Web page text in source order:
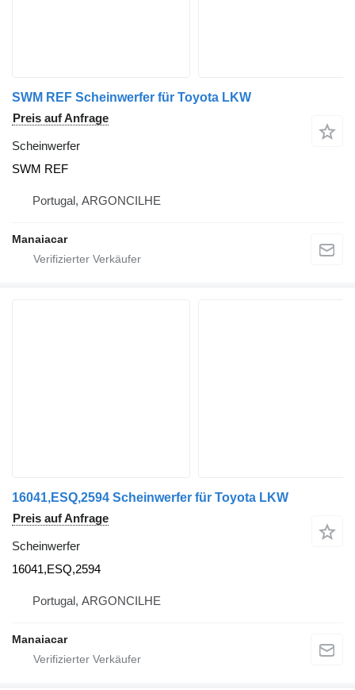
SWM REF Scheinwerfer für Toyota LKW
Preis auf Anfrage
Scheinwerfer
SWM REF
Portugal, ARGONCILHE
Manaiacar
16041,ESQ,2594 Scheinwerfer für Toyota LKW
Preis auf Anfrage
Scheinwerfer
16041,ESQ,2594
Portugal, ARGONCILHE
Manaiacar